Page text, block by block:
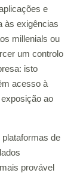
e
às exigências
millenials ou
um controlo
isto
acesso à
ao
de
provável